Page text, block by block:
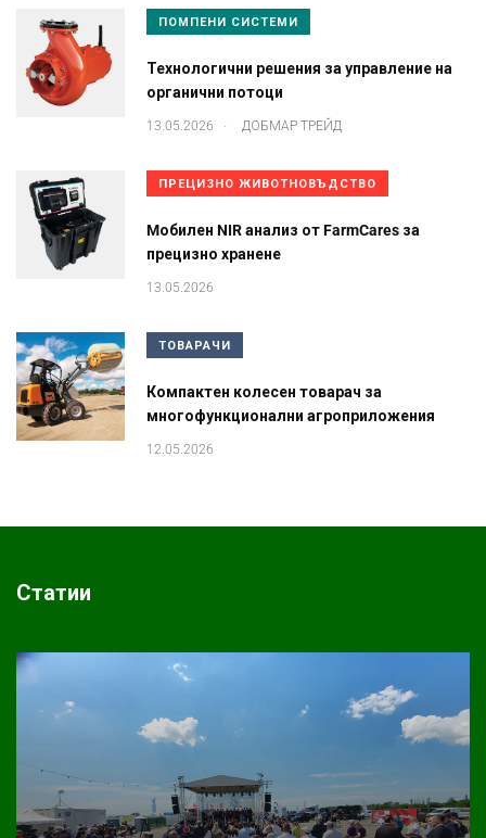
ПОМПЕНИ СИСТЕМИ
Технологични решения за управление на
органични потоци
13.05.2026 . ДОБМАР ТРЕЙД
ПРЕЦИЗНО ЖИВОТНОВЪДСТВО
Mобилен NIR анализ от FarmCares за
прецизно хранене
13.05.2026
ТОВАРАЧИ
Компактен колесен товарач за
многофункционални агроприложения
12.05.2026
Статии